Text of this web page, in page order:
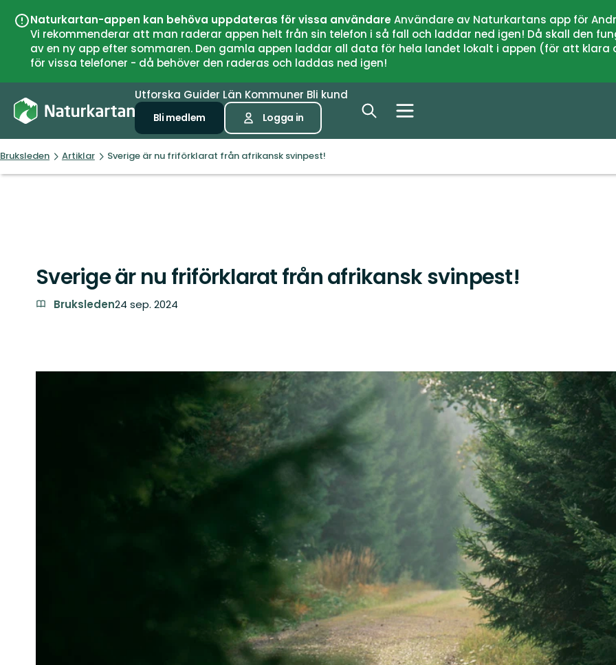
Naturkartan-appen kan behöva uppdateras för vissa användareAnvändare av Naturkartans app för
Vi rekommenderar att man raderar appen helt från sin telefon i så fall och laddar ned igen! Då skall den
av en ny app efter sommaren. Den gamla appen laddar all data för hela landet lokalt i appen (för att
för vissa telefoner - då behöver den raderas och laddas ned igen!
Utforska Guider Län Kommuner Bli kund
Bli medlem Logga in
Bruksleden Artiklar Sverige är nu friförklarat från afrikansk svinpest!
Sverige är nu friförklarat från afrikansk svinpest!
Bruksleden24 sep. 2024